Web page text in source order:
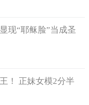
现“耶稣脸”当成圣
！ 正妹女模2分半